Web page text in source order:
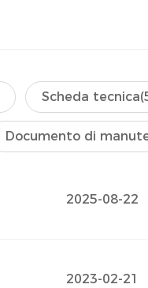
Scheda tecnica
Documento di
2025-08-22
2023-02-21